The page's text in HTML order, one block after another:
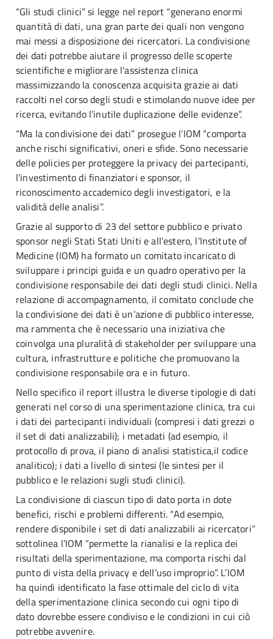
“Gli studi clinici” si legge nel report “generano enormi
quantità di dati, una gran parte dei quali non vengono
mai messi a disposizione dei ricercatori. La condivisione
dei dati potrebbe aiutare il progresso delle scoperte
scientifiche e migliorare l'assistenza clinica
massimizzando la conoscenza acquisita grazie ai dati
raccolti nel corso degli studi e stimolando nuove idee per
ricerca, evitando l’inutile duplicazione delle evidenze”.
“Ma la condivisione dei dati” prosegue l’IOM “comporta
anche rischi significativi, oneri e sfide. Sono necessarie
delle policies per proteggere la privacy dei partecipanti,
l'investimento di finanziatori e sponsor, il
riconoscimento accademico degli investigatori, e la
validità delle analisi”.
Grazie al supporto di 23 del settore pubblico e privato
sponsor negli Stati Stati Uniti e all'estero, l’Institute of
Medicine (IOM) ha formato un comitato incaricato di
sviluppare i principi guida e un quadro operativo per la
condivisione responsabile dei dati degli studi clinici. Nella
relazione di accompagnamento, il comitato conclude che
la condivisione dei dati è un’azione di pubblico interesse,
ma rammenta che è necessario una iniziativa che
coinvolga una pluralità di stakeholder per sviluppare una
cultura, infrastrutture e politiche che promuovano la
condivisione responsabile ora e in futuro.
Nello specifico il report illustra le diverse tipologie di dati
generati nel corso di una sperimentazione clinica, tra cui
i dati dei partecipanti individuali (compresi i dati grezzi o
il set di dati analizzabili); i metadati (ad esempio, il
protocollo di prova, il piano di analisi statistica,il codice
analitico); i dati a livello di sintesi (le sintesi per il
pubblico e le relazioni sugli studi clinici).
La condivisione di ciascun tipo di dato porta in dote
benefici, rischi e problemi differenti. “Ad esempio,
rendere disponibile i set di dati analizzabili ai ricercatori”
sottolinea l’IOM “permette la rianalisi e la replica dei
risultati della sperimentazione, ma comporta rischi dal
punto di vista della privacy e dell’uso improprio”. L’IOM
ha quindi identificato la fase ottimale del ciclo di vita
della sperimentazione clinica secondo cui ogni tipo di
dato dovrebbe essere condiviso e le condizioni in cui ciò
potrebbe avvenire.